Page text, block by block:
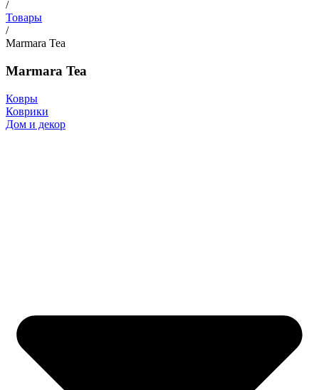
/
Товары
/
Marmara Tea
Marmara Tea
Ковры
Коврики
Дом и декор